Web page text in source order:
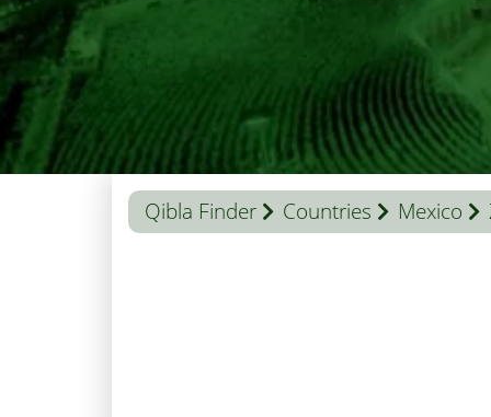
Qibla Finder Countries Mexico